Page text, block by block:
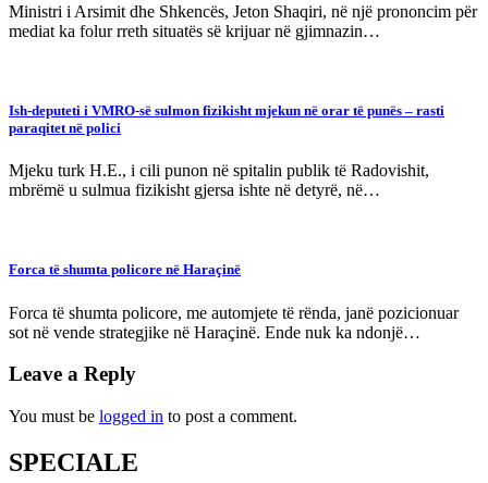
Ministri i Arsimit dhe Shkencës, Jeton Shaqiri, në një prononcim për
mediat ka folur rreth situatës së krijuar në gjimnazin…
Ish-deputeti i VMRO-së sulmon fizikisht mjekun në orar të punës – rasti
paraqitet në polici
Mjeku turk H.E., i cili punon në spitalin publik të Radovishit,
mbrëmë u sulmua fizikisht gjersa ishte në detyrë, në…
Forca të shumta policore në Haraçinë
Forca të shumta policore, me automjete të rënda, janë pozicionuar
sot në vende strategjike në Haraçinë. Ende nuk ka ndonjë…
Leave a Reply
You must be logged in to post a comment.
SPECIALE